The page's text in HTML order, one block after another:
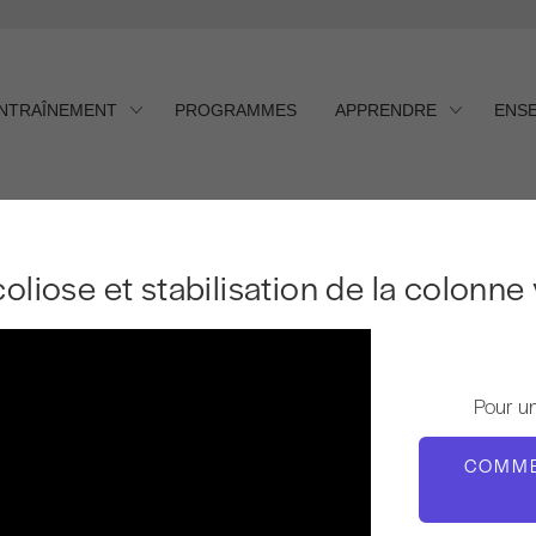
PROGRAMMES APPRENDRE
et stabilisation de la
et stabilisation de la colonne
Pour